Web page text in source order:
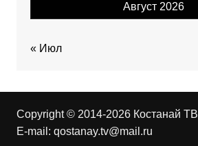
Август 2026
« Июл
Copyright © 2014-2026 Костанай ТВ
E-mail: qostanay.tv@mail.ru